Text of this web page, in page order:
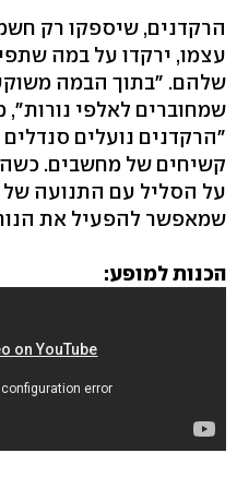
הרקדנים, שיספקו רק
עצמו, ירקדו על במה
שמחוברים לאלפי
"הרקדנים נועלים
קשיחים של מחשבים.
על הסליל עם התנועה של
שמאפשר להפעיל את
הכנות למופע: